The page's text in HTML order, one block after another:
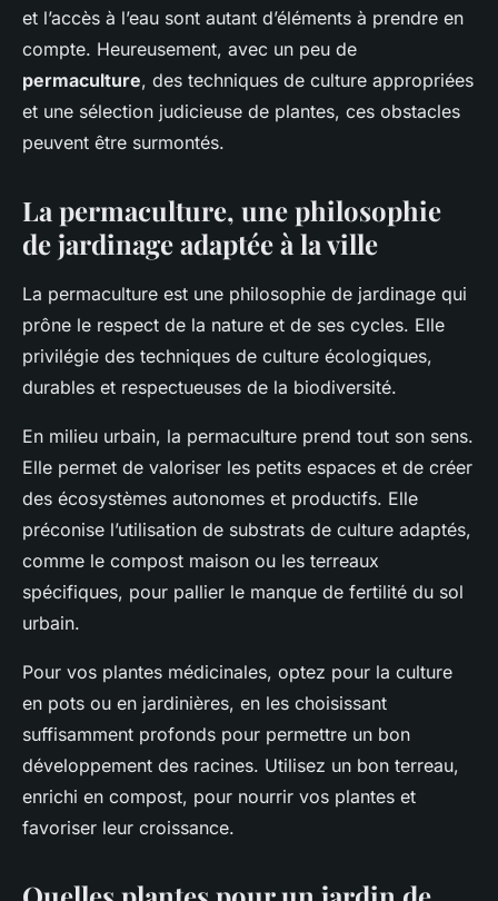
et l’accès à l’eau sont autant d’éléments à prendre en
compte. Heureusement, avec un peu de
permaculture, des techniques de culture appropriées
et une sélection judicieuse de plantes, ces obstacles
peuvent être surmontés.
La permaculture, une philosophie
de jardinage adaptée à la ville
La permaculture est une philosophie de jardinage qui
prône le respect de la nature et de ses cycles. Elle
privilégie des techniques de culture écologiques,
durables et respectueuses de la biodiversité.
En milieu urbain, la permaculture prend tout son sens.
Elle permet de valoriser les petits espaces et de créer
des écosystèmes autonomes et productifs. Elle
préconise l’utilisation de substrats de culture adaptés,
comme le compost maison ou les terreaux
spécifiques, pour pallier le manque de fertilité du sol
urbain.
Pour vos plantes médicinales, optez pour la culture
en pots ou en jardinières, en les choisissant
suffisamment profonds pour permettre un bon
développement des racines. Utilisez un bon terreau,
enrichi en compost, pour nourrir vos plantes et
favoriser leur croissance.